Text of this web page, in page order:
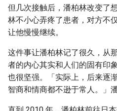
但几次接触后，潘柏林改变了
林不小心弄疼了患者，对方不
让他慢慢继续。
这件事让潘柏林记了很久，从
者的内心其实和人们的固有印
也很坚强。「实际上，后来逐
智商和情商都不逊于常人。」